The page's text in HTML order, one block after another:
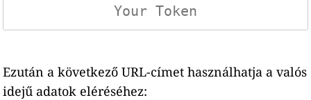
Ezután a következő URL-címet használhatja a valós
idejű adatok eléréséhez: